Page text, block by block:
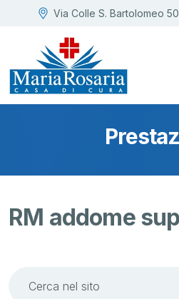
Via Colle S. Bartolomeo
RM addome